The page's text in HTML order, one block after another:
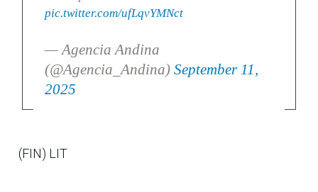
pic.twitter.com/ufLqvYMNct
— Agencia Andina
(@Agencia_Andina) September 11,
2025
(FIN) LIT